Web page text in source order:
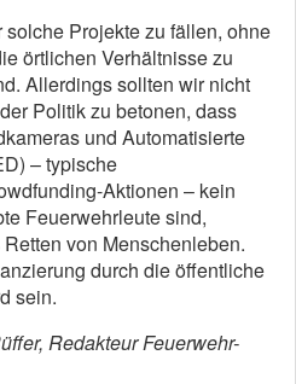
Projekte zu fällen, ohne
örtlichen Verhältnisse zu
Allerdings sollten wir nicht
Politik zu betonen, dass
und Automatisierte
– typische
Aktionen – kein
Feuerwehrleute sind,
von Menschenleben.
durch die öffentliche
sein.
Redakteur Feuerwehr-